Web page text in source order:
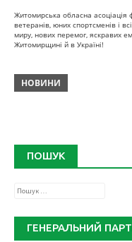
Житомирська обласна асоціація
ветеранів, юних спортсменів і
миру, нових перемог, яскравих
Житомирщині й в Україні!
НОВИНИ
ПОШУК
Пошук:
ГЕНЕРАЛЬНИЙ